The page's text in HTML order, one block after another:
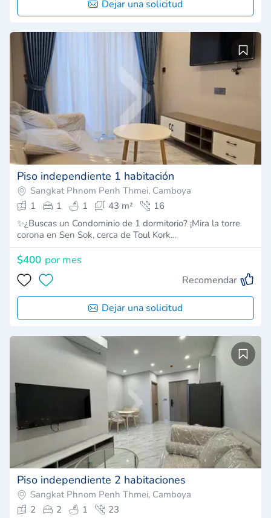
Dejar una solicitud
Piso independiente 1 habitación
Sangkat Phnom Penh Thmei, Camboya
1
1 1 43 m²
16
✨¿Buscas un Condominio de 1 dormitorio? ¡Mira la torre
corona en Sen Sok, cerca de Toul Kork…
$400 por mes
Recomendar
Dejar una solicitud
Piso independiente 2 habitaciones
Sangkat Phnom Penh Thmei, Camboya
2
2 1
23